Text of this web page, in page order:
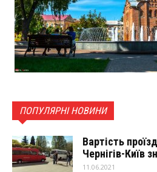
ПОПУЛЯРНІ НОВИНИ
Вартість
Чернігів-Київ
11.06.2021